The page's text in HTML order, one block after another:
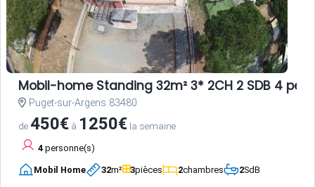
Mobil-home Standing 32m² 3* 2CH 2 SDB 4
Puget-sur-Argens 83480
de450€ à 1250€ la semaine
4 personne(s)
Mobil Home 32m² 3pièces 2chambres 2SdB